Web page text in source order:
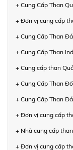
+ Cung Cấp Than
+ Đơn vị cung cấp
+ Cung Cấp Than
+ Cung Cấp Than
+ Cung cấp than
+ Cung Cấp Than
+ Cung Cấp Than
+ Đơn vị cung cấp
+ Nhà cung cấp
+ Đơn vị cung cấp